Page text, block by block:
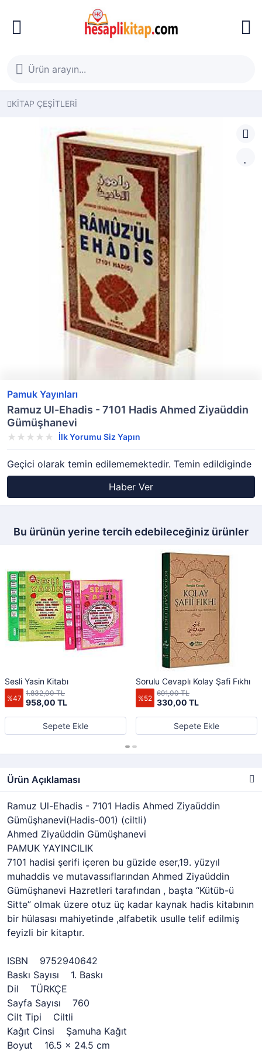
KİTAP ÇEŞİTLERİ
Pamuk Yayınları
Ramuz Ul-Ehadis - 7101 Hadis Ahmed Ziyaüddin
Gümüşhanevi
İlk Yorumu Siz Yapın
Geçici olarak temin edilememektedir. Temin edildiginde
Haber Ver
Bu ürünün yerine tercih edebileceğiniz ürünler
Sesli Yasin Kitabı
%47 958,00 TL
1.832,00 TL
Sepete Ekle
Sorulu Cevaplı Kolay Şafi Fıkhı
%52 330,00 TL
691,00 TL
Sepete Ekle
Ürün Açıklaması
Ramuz Ul-Ehadis - 7101 Hadis Ahmed Ziyaüddin
Gümüşhanevi(Hadis-001) (ciltli)
Ahmed Ziyaüddin Gümüşhanevi
PAMUK YAYINCILIK
7101 hadisi şerifi içeren bu güzide eser,19. yüzyıl
muhaddis ve mutavassıflarından Ahmed Ziyaüddin
Gümüşhanevi Hazretleri tarafından , başta “Kütüb-ü
Sitte” olmak üzere otuz üç kadar kaynak hadis kitabının
bir hülasası mahiyetinde ,alfabetik usulle telif edilmiş
feyizli bir kitaptır.
ISBN 9752940642
Baskı Sayısı 1. Baskı
Dil TÜRKÇE
Sayfa Sayısı 760
Cilt Tipi Ciltli
Kağıt Cinsi Şamuha Kağıt
Boyut 16.5 x 24.5 cm